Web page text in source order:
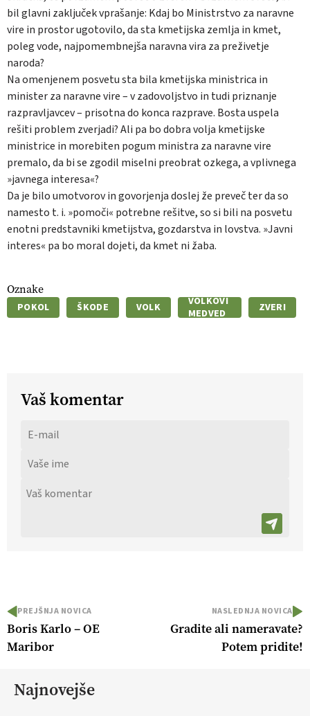
bil glavni zaključek vprašanje: Kdaj bo Ministrstvo za naravne
vire in prostor ugotovilo, da sta kmetijska zemlja in kmet,
poleg vode, najpomembnejša naravna vira za preživetje
naroda?
Na omenjenem posvetu sta bila kmetijska ministrica in
minister za naravne vire – v zadovoljstvo in tudi priznanje
razpravljavcev – prisotna do konca razprave. Bosta uspela
rešiti problem zverjadi? Ali pa bo dobra volja kmetijske
ministrice in morebiten pogum ministra za naravne vire
premalo, da bi se zgodil miselni preobrat ozkega, a vplivnega
»javnega interesa«?
Da je bilo umotvorov in govorjenja doslej že preveč ter da so
namesto t. i. »pomoči« potrebne rešitve, so si bili na posvetu
enotni predstavniki kmetijstva, gozdarstva in lovstva. »Javni
interes« pa bo moral dojeti, da kmet ni žaba.
Oznake
POKOL ŠKODE VOLK
VOLKOVI
MEDVED
ZVERI
Vaš komentar
PREJŠNJA NOVICA
Boris Karlo – OE
Maribor
NASLEDNJA NOVICA
Gradite ali nameravate?
Potem pridite!
Najnovejše